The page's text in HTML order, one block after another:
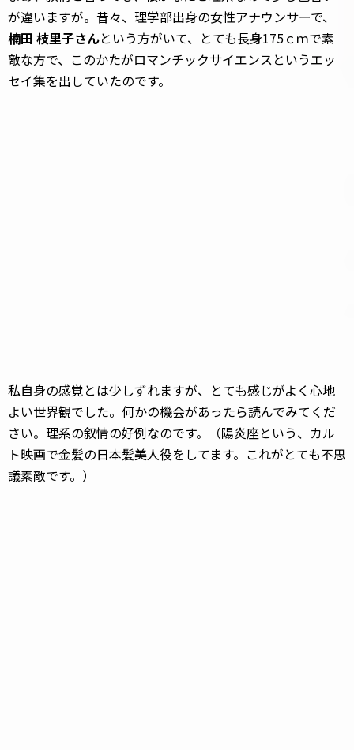
が違いますが。昔々、理学部出身の女性アナウンサーで、
楠田 枝里子さんという方がいて、とても長身175ｃｍで素
敵な方で、このかたがロマンチックサイエンスというエッ
セイ集を出していたのです。
私自身の感覚とは少しずれますが、とても感じがよく心地
よい世界観でした。何かの機会があったら読んでみてくだ
さい。理系の叙情の好例なのです。（陽炎座という、カル
ト映画で金髪の日本髪美人役をしてます。これがとても不思
議素敵です。）